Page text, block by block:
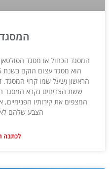
הראשון (שעל שמו קרוי
ששת הצריחים נקרא המסגד
המצפים את קירותיו הפנימיים,
הצבע שלהם
לכתבה